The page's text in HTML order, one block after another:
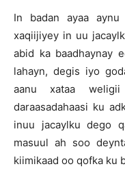
In badan ayaa
xaqiijiyey in uu
abid ka baadhaynay
lahayn, degis iyo
aanu xataa
daraasadahaasi ku
inuu jacaylku dego
masuul ah soo
kiimikaad oo qofka ku